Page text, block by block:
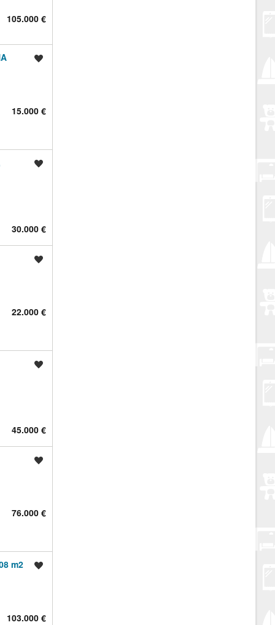
105.000 €
15.000 €
30.000 €
22.000 €
45.000 €
76.000 €
m2
103.000 €